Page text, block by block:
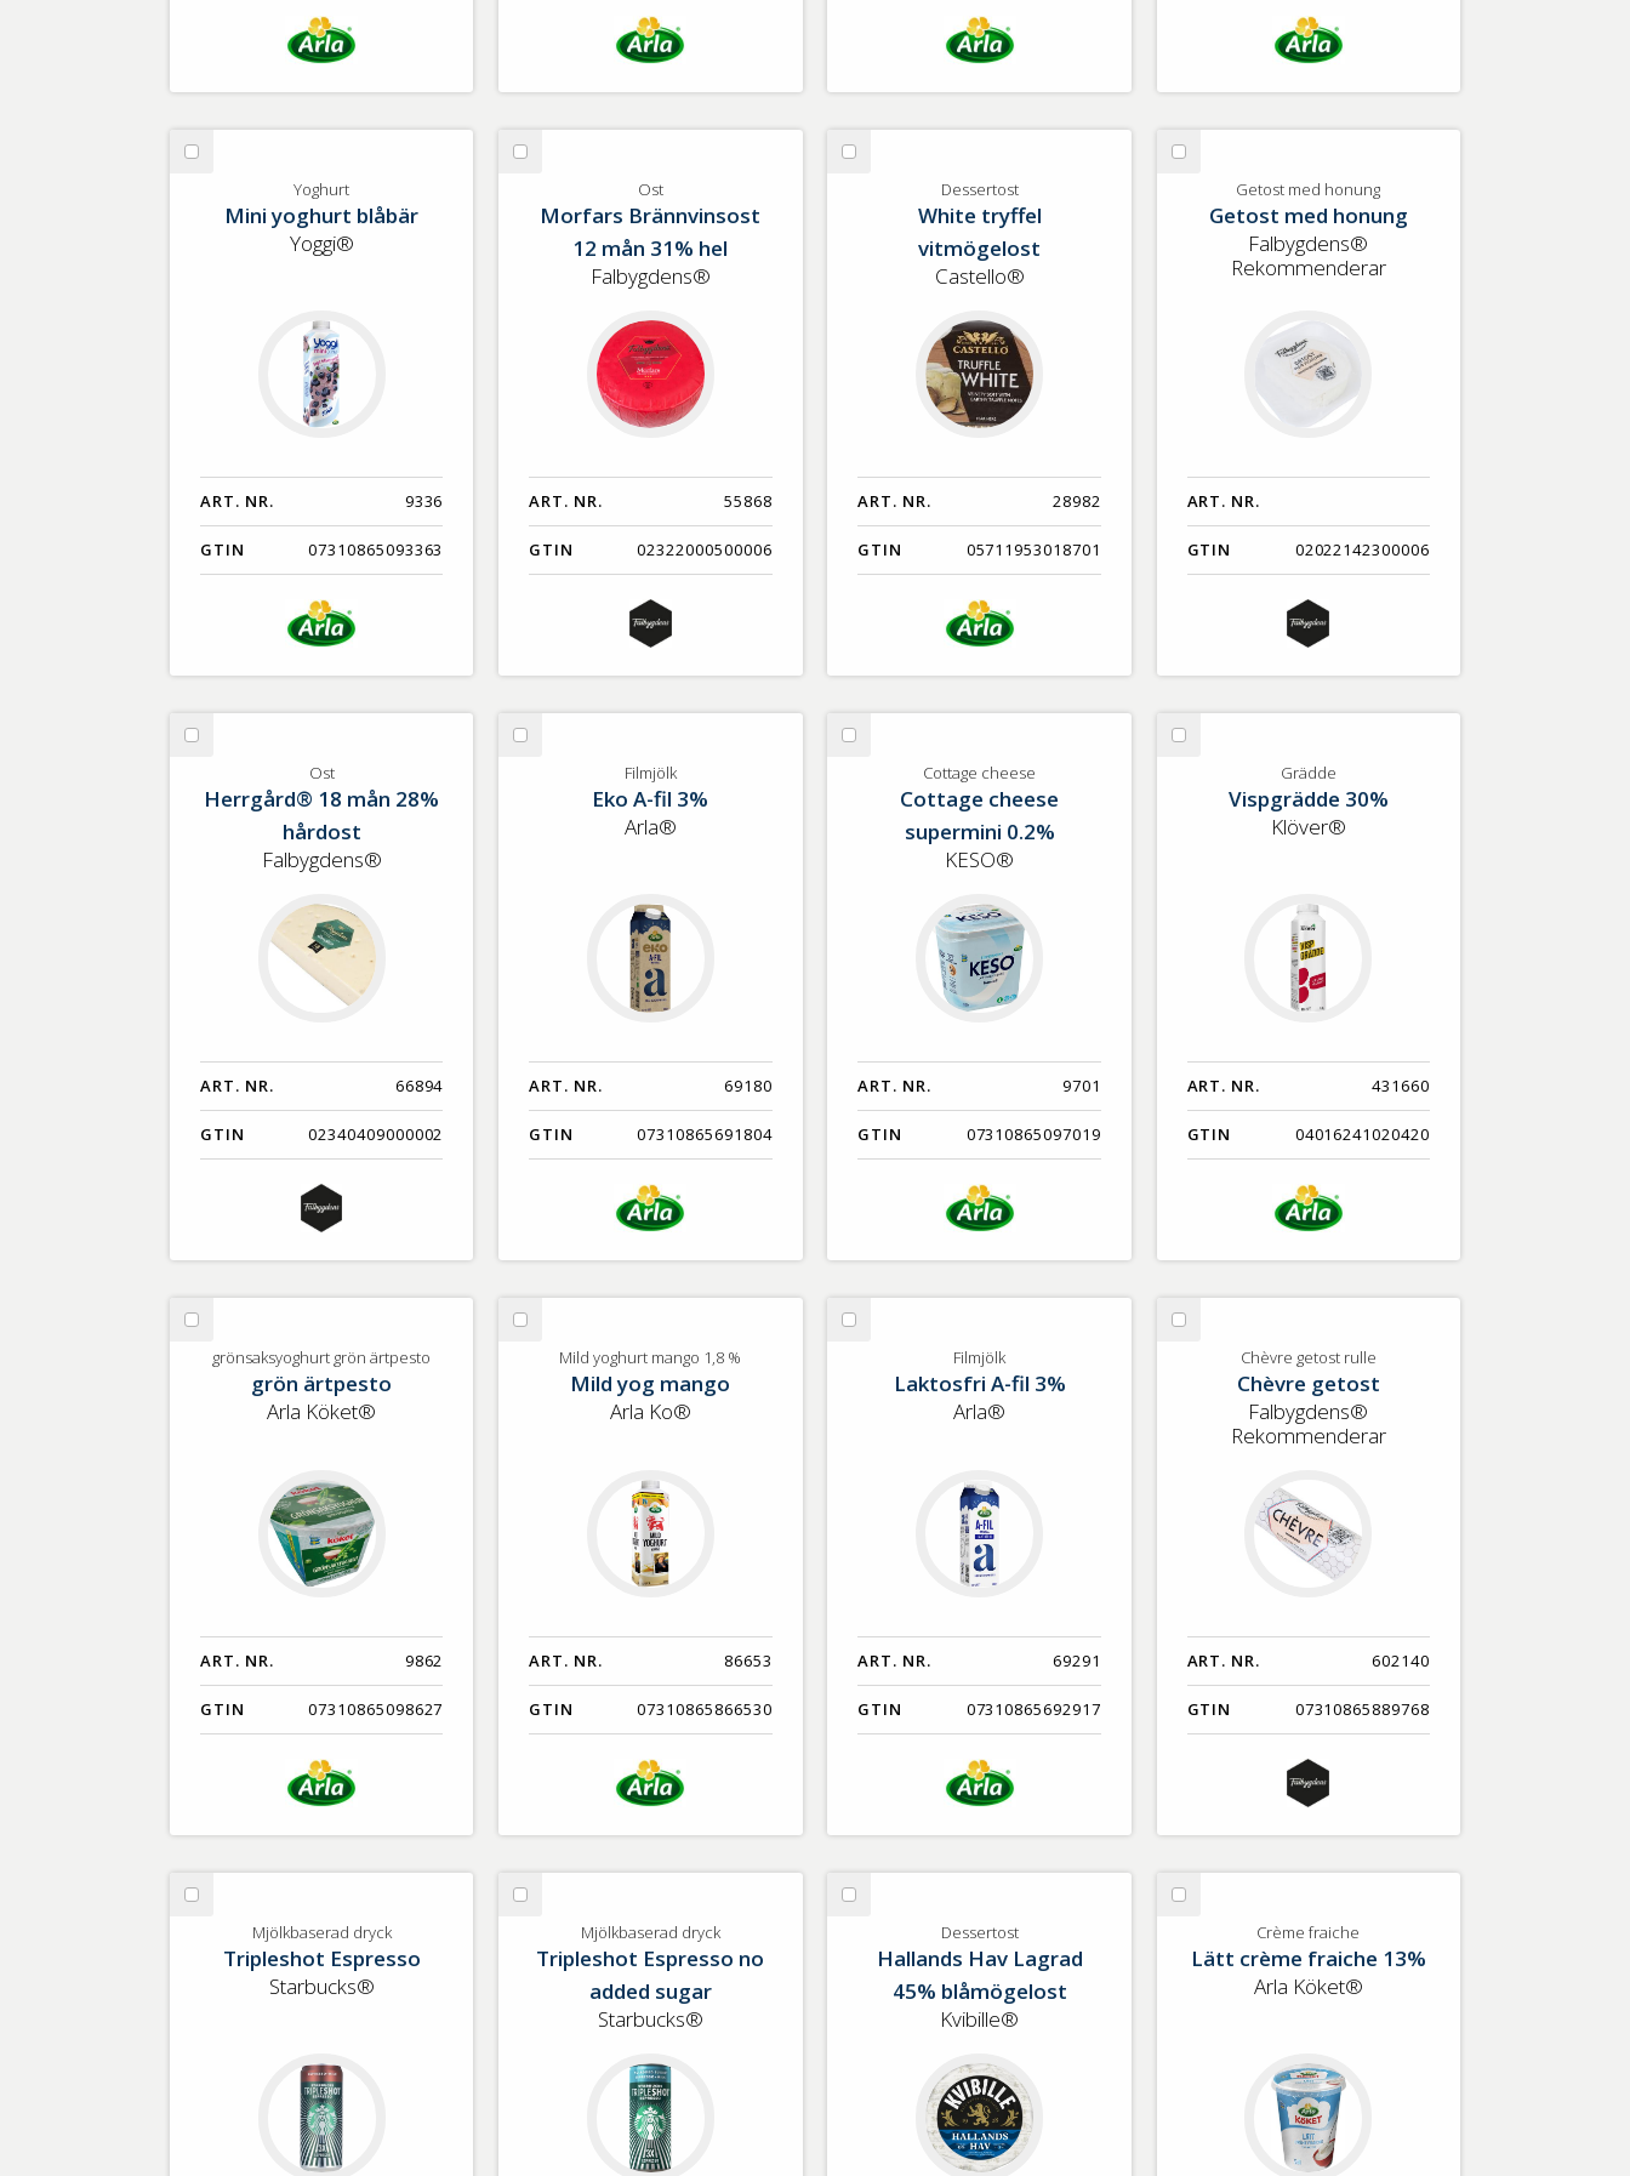
Välj
Yoghurt
Mini yoghurt blåbär
Yoggi®
ART. NR. 9336
GTIN 07310865093363
Välj
Ost
Morfars Brännvinsost
12 mån 31% hel
Falbygdens®
ART. NR. 55868
GTIN 02322000500006
Välj
Dessertost
White tryffel
vitmögelost
Castello®
ART. NR. 28982
GTIN 05711953018701
Välj
med
Getost med honung
Getost med honung
Falbygdens®
Rekommenderar
ART. NR.
GTIN 02022142300006
Välj
Ost
Herrgård® 18 mån 28%
hårdost
Falbygdens®
ART. NR. 66894
GTIN 02340409000002
Välj
Filmjölk
Eko A-fil 3%
Arla®
ART. NR. 69180
GTIN 07310865691804
Välj
cheese
Cottage cheese
Cottage cheese
supermini 0.2%
KESO®
ART. NR. 9701
GTIN 07310865097019
Välj
Grädde
Vispgrädde 30%
Klöver®
ART. NR. 431660
GTIN 04016241020420
Välj
grönsaksyoghurt
grönsaksyoghurt grön ärtpesto
grön ärtpesto
Arla Köket®
ART. NR. 9862
GTIN 07310865098627
Välj
yoghurt
Mild yoghurt mango 1,8 %
Mild yog mango
Arla Ko®
ART. NR. 86653
GTIN 07310865866530
Välj
Filmjölk
Laktosfri A-fil 3%
Arla®
ART. NR. 69291
GTIN 07310865692917
Välj
Chèvre getost rulle
Chèvre getost
Falbygdens®
Rekommenderar
ART. NR. 602140
GTIN 07310865889768
Välj
Mjölkbaserad
dryck
Mjölkbaserad dryck
Tripleshot Espresso
Starbucks®
Välj
Mjölkbaserad
dryck
Mjölkbaserad dryck
Tripleshot Espresso no
added sugar
Starbucks®
Välj
Dessertost
Hallands Hav Lagrad
45% blåmögelost
Kvibille®
Välj
fraiche
Crème fraiche
Lätt crème fraiche 13%
Arla Köket®